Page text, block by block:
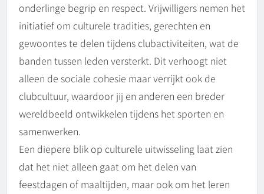
onderlinge begrip en respect. Vrijwilligers nemen het
initiatief om culturele tradities, gerechten en
gewoontes te delen tijdens clubactiviteiten, wat de
banden tussen leden versterkt. Dit verhoogt niet
alleen de sociale cohesie maar verrijkt ook de
clubcultuur, waardoor jij en anderen een breder
wereldbeeld ontwikkelen tijdens het sporten en
samenwerken.
Een diepere blik op culturele uitwisseling laat zien
dat het niet alleen gaat om het delen van
feestdagen of maaltijden, maar ook om het leren